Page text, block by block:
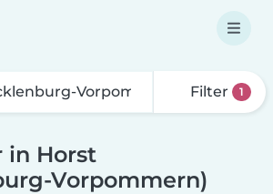
Filter 1
in Horst
Vorpommern)